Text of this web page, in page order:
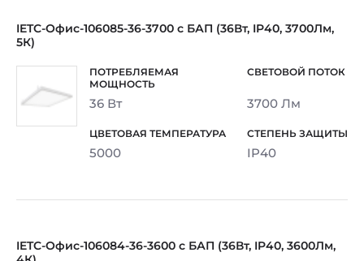
IETC-Офис-106085-36-3700 с БАП (36Вт, IP40, 3700Лм,
5К)
36 Вт 3700 Лм
5000 IP40
IETC-Офис-106084-36-3600 с БАП (36Вт, IP40, 3600Лм,